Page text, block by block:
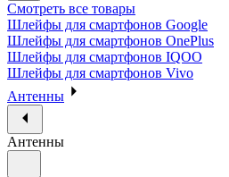
Смотреть все товары
Шлейфы для смартфонов Google
Шлейфы для смартфонов OnePlus
Шлейфы для смартфонов IQOO
Шлейфы для смартфонов Vivo
Антенны
Антенны